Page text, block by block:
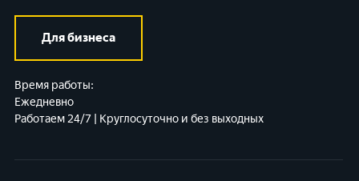
Для бизнеса
Время работы:
Ежедневно
Работаем 24/7 | Круглосуточно и без выходных